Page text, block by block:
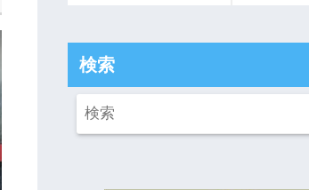
検索